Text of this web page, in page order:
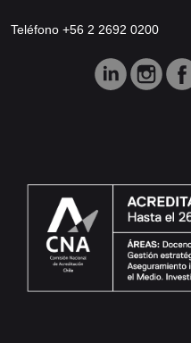
Teléfono +56 2 2692 0200